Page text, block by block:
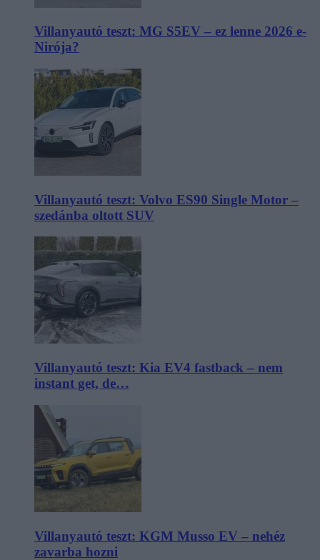
Villanyautó teszt: MG S5EV – ez lenne 2026 e-
Nirója?
Villanyautó teszt: Volvo ES90 Single Motor –
szedánba oltott SUV
Villanyautó teszt: Kia EV4 fastback – nem
instant get, de…
Villanyautó teszt: KGM Musso EV – nehéz
zavarba hozni